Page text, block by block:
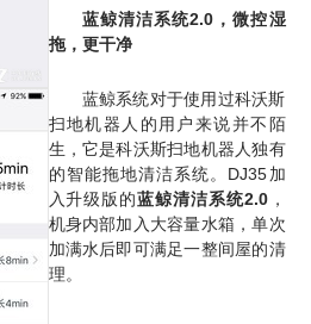
蓝鲸清洁系统2.0，微控湿
拖，更干净
蓝鲸系统对于使用过科沃斯
扫地机器人的用户来说并不陌
生，它是科沃斯扫地机器人独有
的智能拖地清洁系统。DJ35加
入升级版的蓝鲸清洁系统2.0，
机身内部加入大容量水箱，单次
加满水后即可满足一整间屋的清
理。